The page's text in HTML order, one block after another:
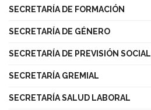
SECRETARÍA DE FORMACIÓN
SECRETARÍA DE GÉNERO
SECRETARÍA DE PREVISIÓN SOCIAL
SECRETARÍA GREMIAL
SECRETARÍA SALUD LABORAL